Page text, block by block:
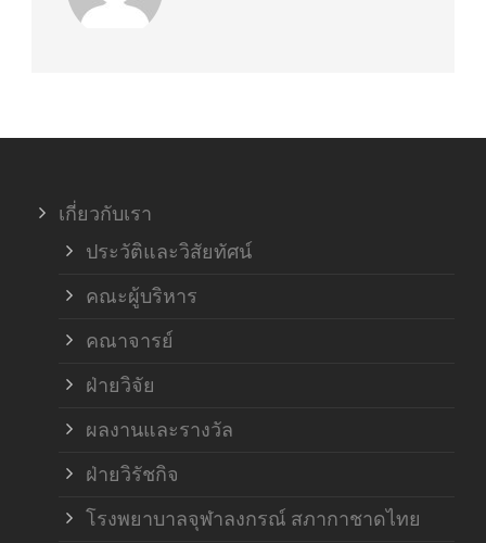
เกี่ยวกับเรา
ประวัติและวิสัยทัศน์
คณะผู้บริหาร
คณาจารย์
ฝ่ายวิจัย
ผลงานและรางวัล
ฝ่ายวิรัชกิจ
โรงพยาบาลจุฬาลงกรณ์ สภากาชาดไทย